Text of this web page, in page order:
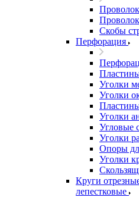
Скобы
Перфорация
Уголки
Уголки
Уголки
Угловые
Уголки
Опоры
Уголки
Круги
лепестковые